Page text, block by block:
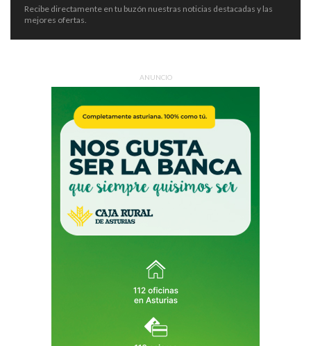
Recibe directamente en tu buzón nuestras noticias destacadas y las
mejores ofertas.
ANUNCIO